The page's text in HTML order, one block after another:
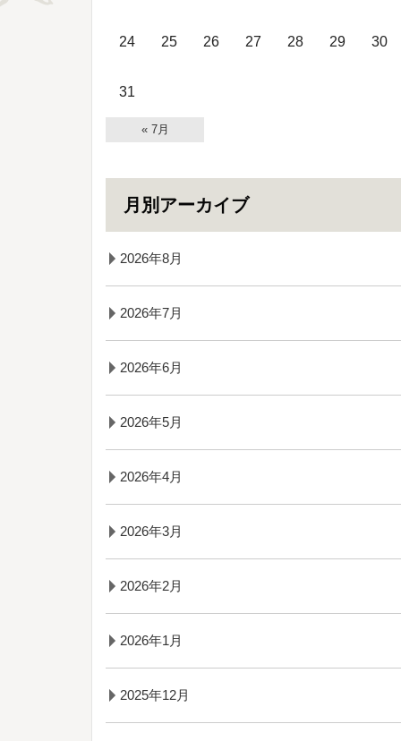
24 25 26 27 28 29 30
31
« 7月
月別アーカイブ
2026年8月
2026年7月
2026年6月
2026年5月
2026年4月
2026年3月
2026年2月
2026年1月
2025年12月